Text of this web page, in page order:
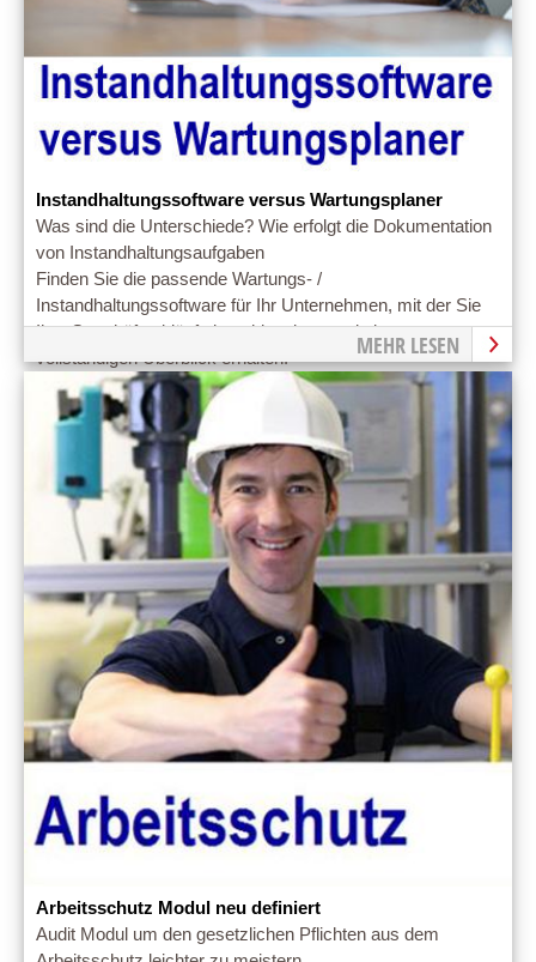
Instandhaltungssoftware versus Wartungsplaner
Was sind die Unterschiede? Wie erfolgt die Dokumentation
von Instandhaltungsaufgaben
Finden Sie die passende Wartungs- /
Instandhaltungssoftware für Ihr Unternehmen, mit der Sie
Ihre Geschäftsabläufe beschleunigen und einen
vollständigen Überblick erhalten.
MEHR LESEN
Arbeitsschutz Modul neu definiert
Audit Modul um den gesetzlichen Pflichten aus dem